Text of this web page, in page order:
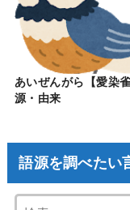
あいぜんがら【愛染
源・由来
語源を調べたい